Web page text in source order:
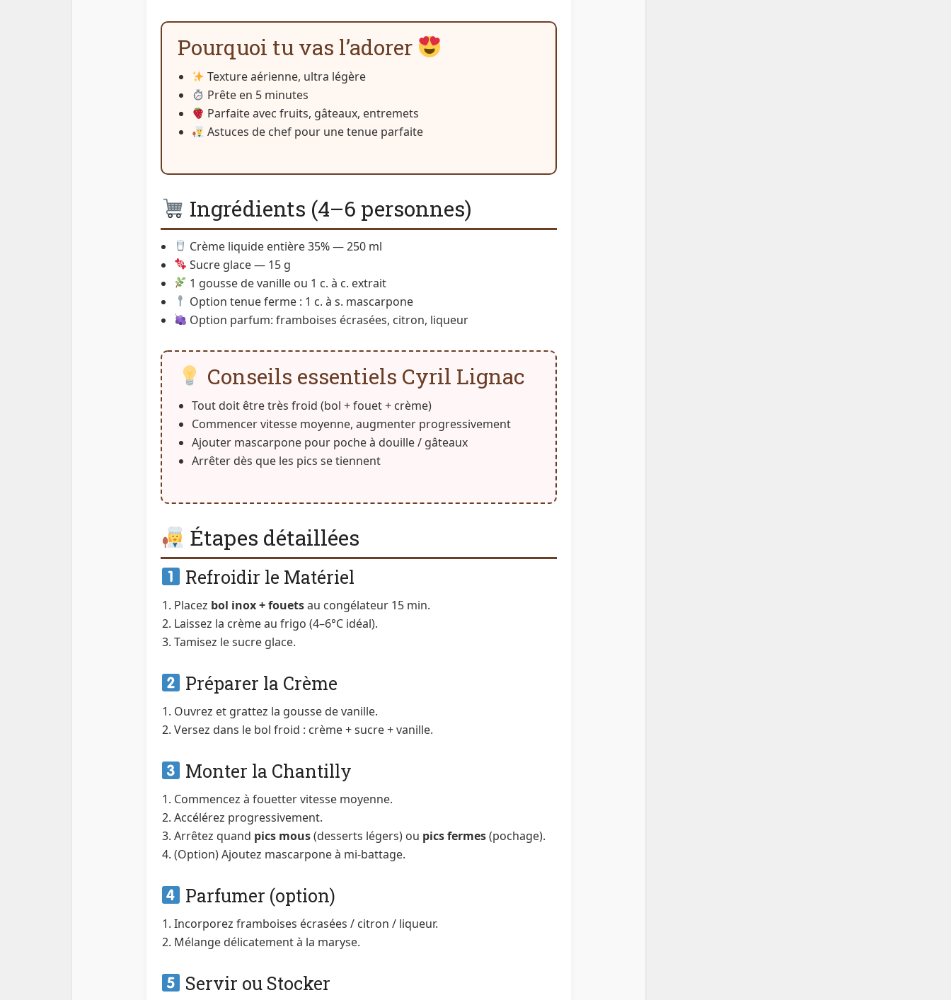
Pourquoi tu vas l’adorer
Texture aérienne, ultra légère
Prête en 5 minutes
Parfaite avec fruits, gâteaux, entremets
Astuces de chef pour une tenue parfaite
Ingrédients (4–6 personnes)
Crème liquide entière 35% — 250 ml
Sucre glace — 15 g
1 gousse de vanille ou 1 c. à c. extrait
Option tenue ferme : 1 c. à s. mascarpone
Option parfum: framboises écrasées, citron, liqueur
Conseils essentiels Cyril Lignac
Tout doit être très froid (bol + fouet + crème)
Commencer vitesse moyenne, augmenter progressivement
Ajouter mascarpone pour poche à douille / gâteaux
Arrêter dès que les pics se tiennent
Étapes détaillées
Refroidir le Matériel
Placez bol inox + fouetsau congélateur 15 min.
Laissez la crème au frigo (4–6°C idéal).
Tamisez le sucre glace.
Préparer la Crème
Ouvrez et grattez la gousse de vanille.
Versez dans le bol froid : crème + sucre + vanille.
Monter la Chantilly
Commencez à fouetter vitesse moyenne.
Accélérez progressivement.
Arrêtez quand pics mous(desserts légers) ou pics fermes(pochage).
(Option) Ajoutez mascarpone à mi-battage.
Parfumer (option)
Incorporez framboises écrasées / citron / liqueur.
Mélange délicatement à la maryse.
Servir ou Stocker